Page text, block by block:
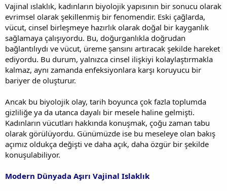
Vajinal ıslaklık, kadınların biyolojik yapısının bir sonucu olarak
evrimsel olarak şekillenmiş bir fenomendir. Eski çağlarda,
vücut, cinsel birleşmeye hazırlık olarak doğal bir kayganlık
sağlamaya çalışıyordu. Bu, doğurganlıkla doğrudan
bağlantılıydı ve vücut, üreme şansını artıracak şekilde hareket
ediyordu. Bu durum, yalnızca cinsel ilişkiyi kolaylaştırmakla
kalmaz, aynı zamanda enfeksiyonlara karşı koruyucu bir
bariyer de oluşturur.
Ancak bu biyolojik olay, tarih boyunca çok fazla toplumda
gizliliğe ya da utanca dayalı bir mesele haline gelmişti.
Kadınların vücutları hakkında konuşmak, çoğu zaman tabu
olarak görülüyordu. Günümüzde ise bu meseleye olan bakış
açımız oldukça değişti ve daha açık, daha özgür bir şekilde
konuşulabiliyor.
Modern Dünyada Aşırı Vajinal Islaklık